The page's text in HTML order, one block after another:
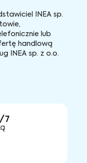
INEA sp.
lub
handlową
INEA sp. z o.o.
7